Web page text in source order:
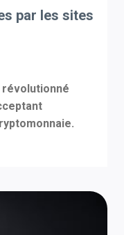
par les sites